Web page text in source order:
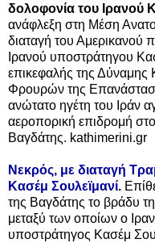
δολοφονία του Ιρανού
ανάφλεξη στη Μέση
διαταγή του Αμερικανού
Ιρανού υποστράτηγου
επικεφαλής της Δύναμης
Φρουρών της
ανώτατο ηγέτη του Ιράν
αεροπορική επιδρομή
Βαγδάτης. kathimerini.gr
Νεκρός, με διαταγή
Κασέμ Σουλεϊμανί.
της Βαγδάτης το βράδυ
μεταξύ των οποίων ο
υποστράτηγος Κασέμ